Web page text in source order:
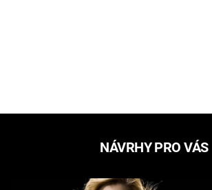
NÁVRHY PRO VÁS